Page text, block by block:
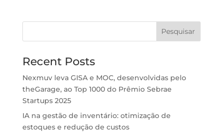
Pesquisar
Recent Posts
Nexmuv leva GISA e MOC, desenvolvidas pelo
theGarage, ao Top 1000 do Prêmio Sebrae
Startups 2025
IA na gestão de inventário: otimização de
estoques e redução de custos